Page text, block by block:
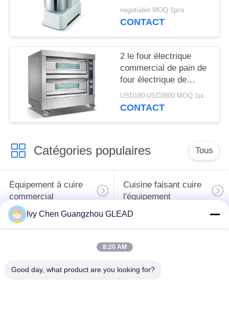
PRIVACY
POLICY
four commercial micro
de cuisson
negotiable MOQ:1pcs
CONTACT
2 le four électrique
commercial de pain de
four électrique de
Baker de casserole de
la plate-forme 4 libère
USD190-USD2800 MOQ:1piece
CONTACT
Catégories populaires Tous
Équipement à cuire
commercial
Cuisine faisant cuire
l'équipement
Machines de
denrées alimentaires
alimentaires
Ivy Chen Guangzhou GLEAD
8:20 AM
Good day, what product are you looking for?